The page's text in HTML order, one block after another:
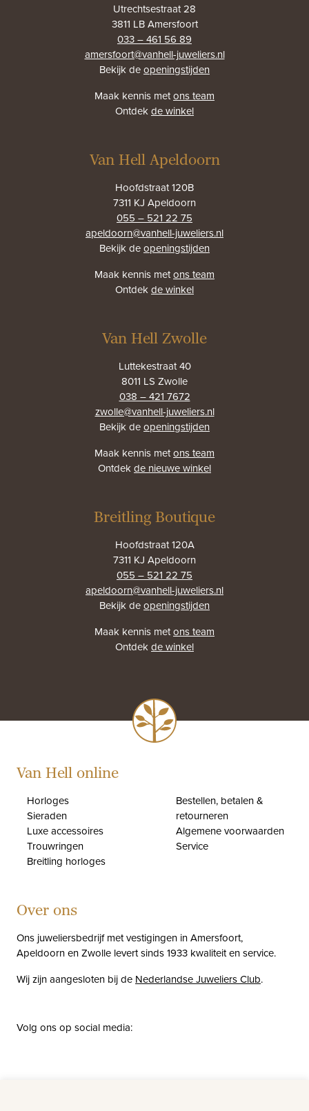
Utrechtsestraat 28
3811 LB Amersfoort
033 – 461 56 89
amersfoort@vanhell-juweliers.nl
Bekijk deopeningstijden
Maak kennis metons team
Ontdekde winkel
Van Hell Apeldoorn
Hoofdstraat 120B
7311 KJ Apeldoorn
055 – 521 22 75
apeldoorn@vanhell-juweliers.nl
Bekijk deopeningstijden
Maak kennis metons team
Ontdekde winkel
Van Hell Zwolle
Luttekestraat 40
8011 LS Zwolle
038 – 421 7672
zwolle@vanhell-juweliers.nl
Bekijk deopeningstijden
Maak kennis metons team
Ontdekde nieuwe winkel
Breitling Boutique
Hoofdstraat 120A
7311 KJ Apeldoorn
055 – 521 22 75
apeldoorn@vanhell-juweliers.nl
Bekijk deopeningstijden
Maak kennis metons team
Ontdekde winkel
Van Hell online
Horloges
Sieraden
Luxe accessoires
Trouwringen
Breitling horloges
Bestellen, betalen &
retourneren
Algemene voorwaarden
Service
Over ons
Ons juweliersbedrijf met vestigingen in Amersfoort,
Apeldoorn en Zwolle levert sinds 1933 kwaliteit en service.
Wij zijn aangesloten bij de Nederlandse Juweliers Club.
Volg ons op social media: